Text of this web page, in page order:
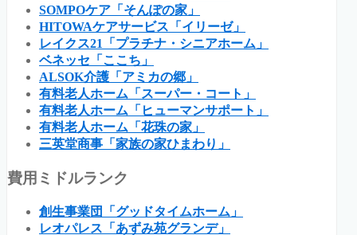
SOMPOケア「そんぽの家」
HITOWAケアサービス「イリーゼ」
レイクス21「プラチナ・シニアホーム」
ベネッセ「ここち」
ALSOK介護「アミカの郷」
有料老人ホーム「スーパー・コート」
有料老人ホーム「ヒューマンサポート」
有料老人ホーム「花珠の家」
三英堂商事「家族の家ひまわり」
費用ミドルランク
創生事業団「グッドタイムホーム」
レオパレス「あずみ苑グランデ」